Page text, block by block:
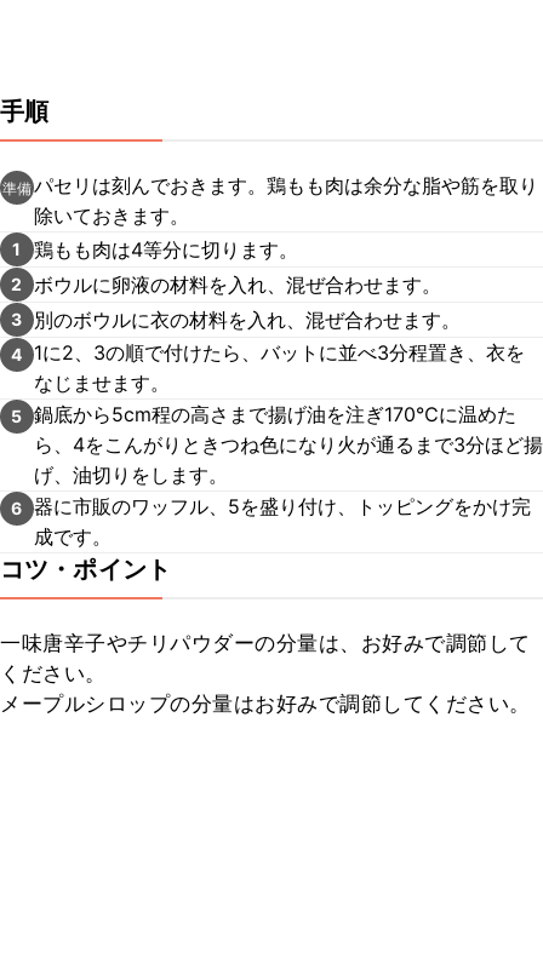
手順
準備パセリは刻んでおきます。鶏もも肉は余分な脂や筋を取り
除いておきます。
1 鶏もも肉は4等分に切ります。
2 ボウルに卵液の材料を入れ、混ぜ合わせます。
3 別のボウルに衣の材料を入れ、混ぜ合わせます。
4
1に2、3の順で付けたら、バットに並べ3分程置き、衣を
なじませます。
5 鍋底から5cm程の高さまで揚げ油を注ぎ170℃に温めた
ら、4をこんがりときつね色になり火が通るまで3分ほど揚
げ、油切りをします。
6 器に市販のワッフル、5を盛り付け、トッピングをかけ完
成です。
コツ・ポイント
一味唐辛子やチリパウダーの分量は、お好みで調節して
ください。
メープルシロップの分量はお好みで調節してください。